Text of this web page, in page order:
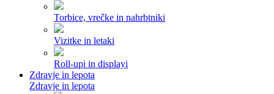
Torbice, vrečke in nahrbtniki
Vizitke in letaki
Roll-upi in displayi
Zdravje in lepota
Zdravje in lepota